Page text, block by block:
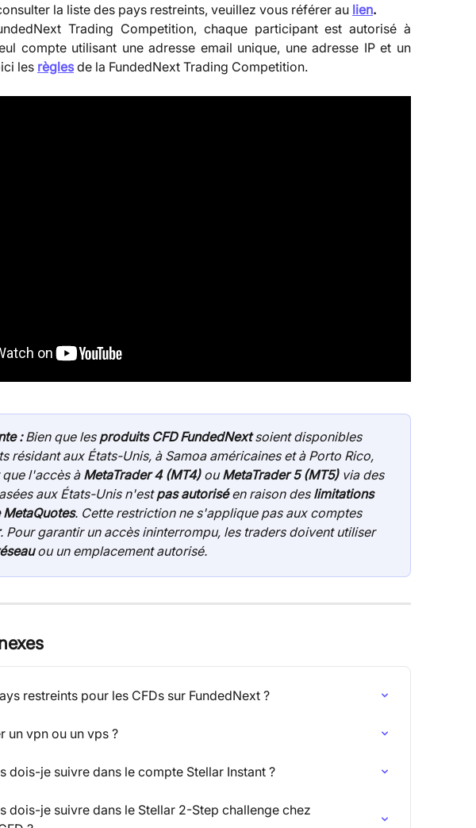
la liste des pays restreints, veuillez vous référer au lien.
Trading Competition, chaque participant est autorisé à
compte utilisant une adresse email unique, une adresse IP et un
les règlesde la FundedNext Trading Competition.
: Bien que les produits CFD FundedNext soient disponibles
résidant aux États-Unis, à Samoa américaines et à Porto Rico,
l'accès à MetaTrader 4 (MT4) ou MetaTrader 5 (MT5) via des
aux États-Unis n'est pas autorisé en raison des limitations
. Cette restriction ne s'applique pas aux comptes
. Pour garantir un accès ininterrompu, les traders doivent utiliser
ou un emplacement autorisé.
restreints pour les CFDs sur FundedNext ?
un vpn ou un vps ?
dois-je suivre dans le compte Stellar Instant ?
dois-je suivre dans le Stellar 2-Step challenge chez